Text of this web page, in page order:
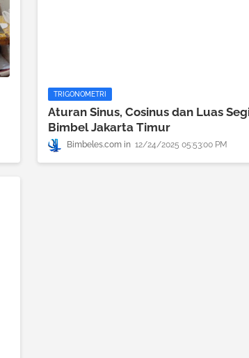
TRIGONOMETRI
Aturan Sinus, Cosinus dan Luas
Bimbel Jakarta Timur
Bimbeles.com 12/24/2025 05:53:00 PM